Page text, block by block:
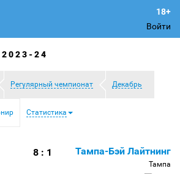
Войти
24
Регулярный чемпионат Декабрь
Статистика
8 : 1 Тампа-Бэй Лайтнинг
Тампа